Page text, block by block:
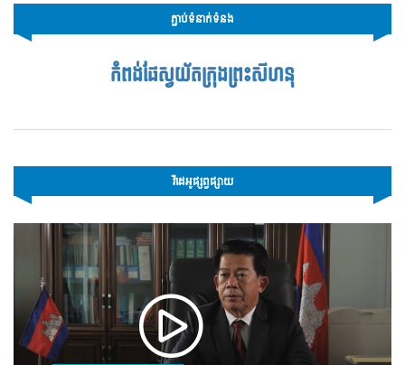
ភ្ជាប់ទំនាក់ទំនង
កំពង់ផែស្វយ័តក្រុងព្រះសីហនុ
វីដេអូផ្សព្វផ្សាយ